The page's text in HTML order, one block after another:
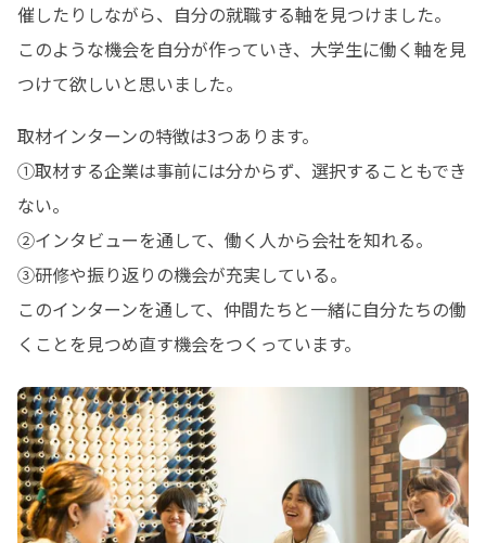
催したりしながら、自分の就職する軸を見つけました。
このような機会を自分が作っていき、大学生に働く軸を見
つけて欲しいと思いました。
取材インターンの特徴は3つあります。
①取材する企業は事前には分からず、選択することもでき
ない。
②インタビューを通して、働く人から会社を知れる。
③研修や振り返りの機会が充実している。
このインターンを通して、仲間たちと一緒に自分たちの働
くことを見つめ直す機会をつくっています。